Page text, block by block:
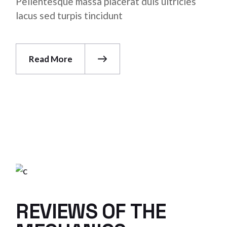
lacus sed turpis tincidunt
Read More
REVIEWS OF THE